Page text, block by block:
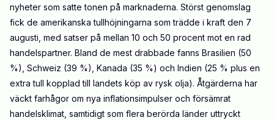
nyheter som satte tonen på marknaderna. Störst genomslag
fick de amerikanska tullhöjningarna som trädde i kraft den 7
augusti, med satser på mellan 10 och 50 procent mot en rad
handelspartner. Bland de mest drabbade fanns Brasilien (50
%), Schweiz (39 %), Kanada (35 %) och Indien (25 % plus en
extra tull kopplad till landets köp av rysk olja). Åtgärderna har
väckt farhågor om nya inflationsimpulser och försämrat
handelsklimat, samtidigt som flera berörda länder uttryckt